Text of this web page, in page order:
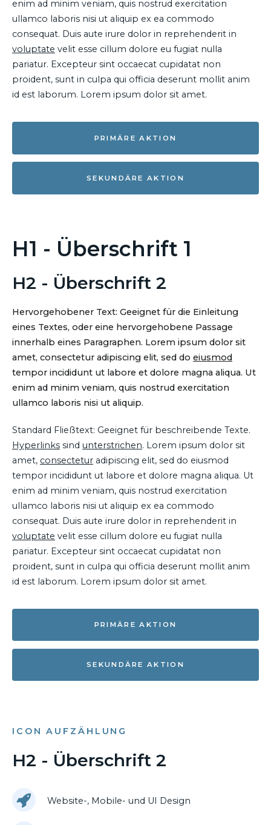
enim ad minim veniam, quis nostrud exercitation
ullamco laboris nisi ut aliquip ex ea commodo
consequat. Duis aute irure dolor in reprehenderit in
voluptate velit esse cillum dolore eu fugiat nulla
pariatur. Excepteur sint occaecat cupidatat non
proident, sunt in culpa qui officia deserunt mollit anim
id est laborum. Lorem ipsum dolor sit amet.
PRIMÄRE AKTION
SEKUNDÄRE AKTION
H1 - Überschrift 1
H2 - Überschrift 2
Hervorgehobener Text: Geeignet für die Einleitung
eines Textes, oder eine hervorgehobene Passage
innerhalb eines Paragraphen. Lorem ipsum dolor sit
amet, consectetur adipiscing elit, sed do eiusmod
tempor incididunt ut labore et dolore magna aliqua. Ut
enim ad minim veniam, quis nostrud exercitation
ullamco laboris nisi ut aliquip.
Standard Fließtext: Geeignet für beschreibende Texte.
Hyperlinks sind unterstrichen. Lorem ipsum dolor sit
amet, consectetur adipiscing elit, sed do eiusmod
tempor incididunt ut labore et dolore magna aliqua. Ut
enim ad minim veniam, quis nostrud exercitation
ullamco laboris nisi ut aliquip ex ea commodo
consequat. Duis aute irure dolor in reprehenderit in
voluptate velit esse cillum dolore eu fugiat nulla
pariatur. Excepteur sint occaecat cupidatat non
proident, sunt in culpa qui officia deserunt mollit anim
id est laborum. Lorem ipsum dolor sit amet.
PRIMÄRE AKTION
SEKUNDÄRE AKTION
ICON AUFZÄHLUNG
H2 - Überschrift 2
Website-, Mobile- und UI Design